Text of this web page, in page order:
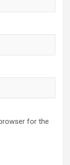
for the